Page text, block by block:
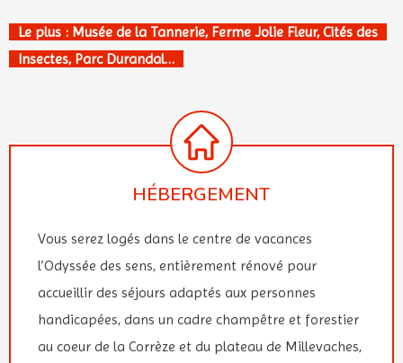
Le plus : Musée de la Tannerie, Ferme Jolie Fleur, Cités des
Insectes, Parc Durandal…
HÉBERGEMENT
Vous serez logés dans le centre de vacances
l’Odyssée des sens, entièrement rénové pour
accueillir des séjours adaptés aux personnes
handicapées, dans un cadre champêtre et forestier
au coeur de la Corrèze et du plateau de Millevaches,